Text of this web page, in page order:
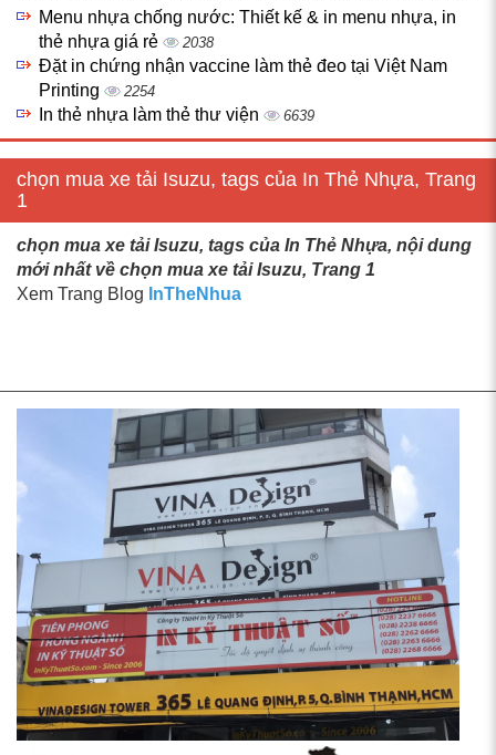
Menu nhựa chống nước: Thiết kế & in menu nhựa, in
thẻ nhựa giá rẻ
2038
Đặt in chứng nhận vaccine làm thẻ đeo tại Việt Nam
Printing
2254
In thẻ nhựa làm thẻ thư viện 6639
chọn mua xe tải Isuzu, tags của In Thẻ Nhựa, Trang
1
chọn mua xe tải Isuzu, tags của In Thẻ Nhựa, nội dung
mới nhất về chọn mua xe tải Isuzu, Trang 1
Xem Trang Blog InTheNhua